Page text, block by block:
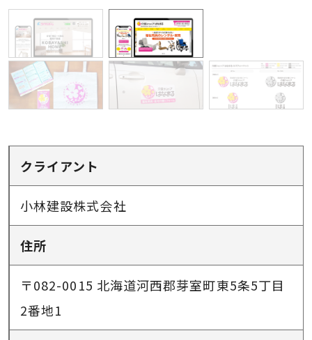
クライアント
小林建設株式会社
住所
〒082-0015 北海道河西郡芽室町東5条5丁目
2番地1